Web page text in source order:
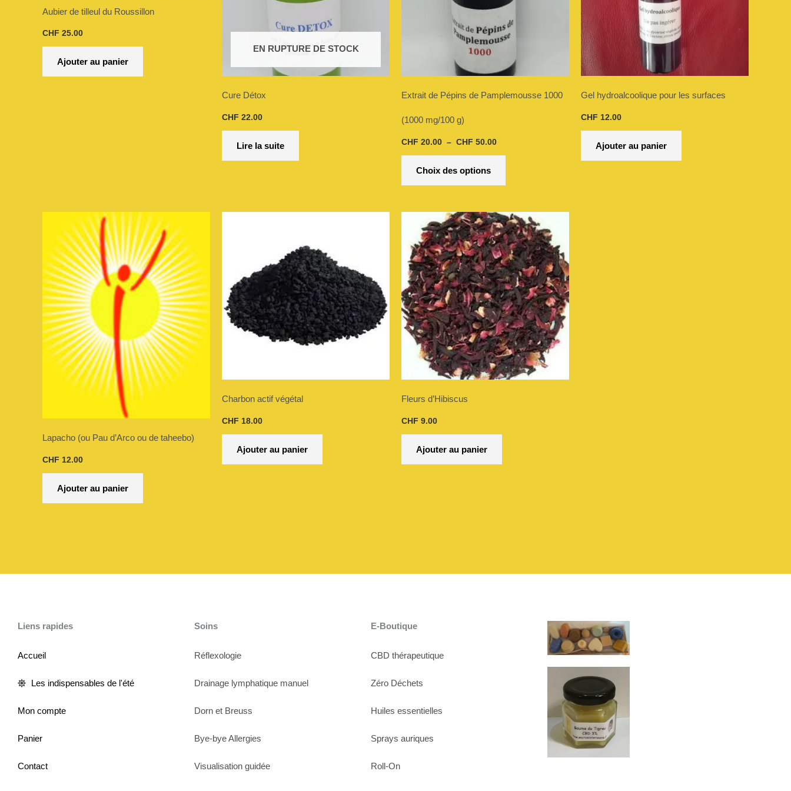
Aubier de tilleul du Roussillon
CHF 25.00
Ajouter au panier
EN RUPTURE DE STOCK
Cure Détox
CHF 22.00
Lire la suite
Extrait de Pépins de Pamplemousse 1000
(1000 mg/100 g)
CHF 20.00 – CHF 50.00
Choix des options
options
être
choisies
produit
Gel hydroalcoolique pour les surfaces
CHF 12.00
Ajouter au panier
Lapacho (ou Pau d’Arco ou de taheebo)
CHF 12.00
Ajouter au panier
Charbon actif végétal
CHF 18.00
Ajouter au panier
Fleurs d’Hibiscus
CHF 9.00
Ajouter au panier
Liens rapides
Accueil
Les indispensables de l'été
Mon compte
Panier
Contact
Soins
Réflexologie
Drainage lymphatique manuel
Dorn et Breuss
Bye-bye Allergies
Visualisation guidée
E-Boutique
CBD thérapeutique
Zéro Déchets
Huiles essentielles
Sprays auriques
Roll-On